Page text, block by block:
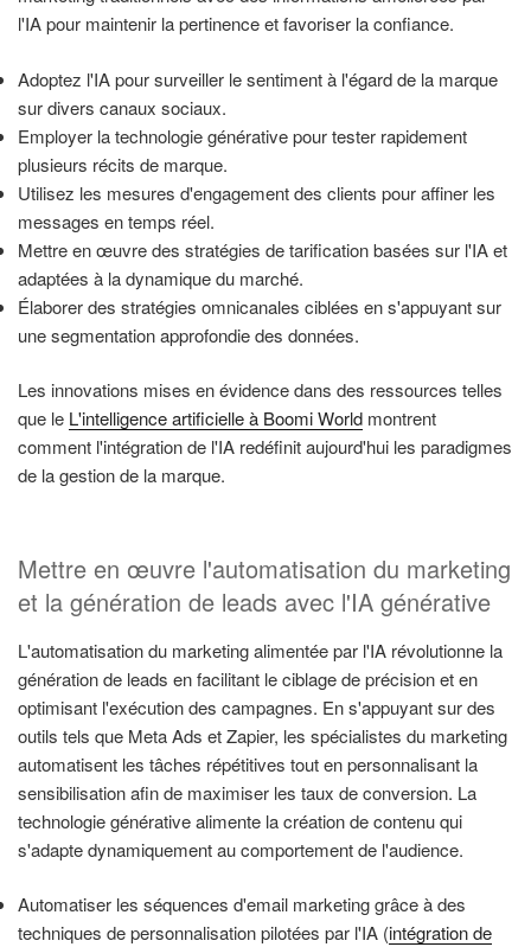
l'IA pour maintenir la pertinence et favoriser la confiance.
Adoptez l'IA pour surveiller le sentiment à l'égard de la marque
sur divers canaux sociaux.
Employer la technologie générative pour tester rapidement
plusieurs récits de marque.
Utilisez les mesures d'engagement des clients pour affiner les
messages en temps réel.
Mettre en œuvre des stratégies de tarification basées sur l'IA et
adaptées à la dynamique du marché.
Élaborer des stratégies omnicanales ciblées en s'appuyant sur
une segmentation approfondie des données.
Les innovations mises en évidence dans des ressources telles
que le L'intelligence artificielle à Boomi World montrent
comment l'intégration de l'IA redéfinit aujourd'hui les paradigmes
de la gestion de la marque.
Mettre en œuvre l'automatisation du marketing
et la génération de leads avec l'IA générative
L'automatisation du marketing alimentée par l'IA révolutionne la
génération de leads en facilitant le ciblage de précision et en
optimisant l'exécution des campagnes. En s'appuyant sur des
outils tels que Meta Ads et Zapier, les spécialistes du marketing
automatisent les tâches répétitives tout en personnalisant la
sensibilisation afin de maximiser les taux de conversion. La
technologie générative alimente la création de contenu qui
s'adapte dynamiquement au comportement de l'audience.
Automatiser les séquences d'email marketing grâce à des
techniques de personnalisation pilotées par l'IA (intégration de